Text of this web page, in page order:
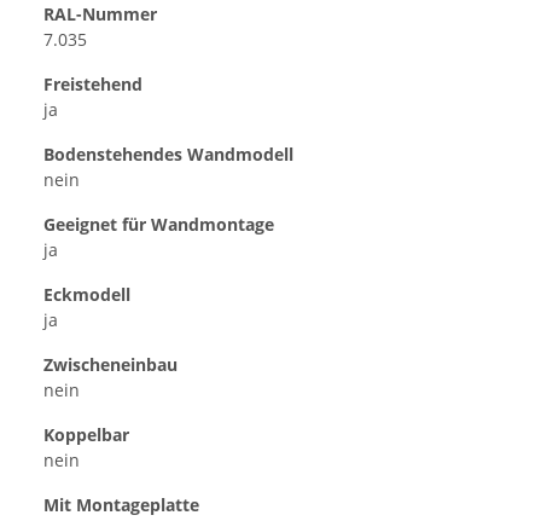
RAL-Nummer
7.035
Freistehend
ja
Bodenstehendes Wandmodell
nein
Geeignet für Wandmontage
ja
Eckmodell
ja
Zwischeneinbau
nein
Koppelbar
nein
Mit Montageplatte